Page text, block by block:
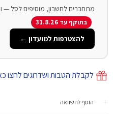
מתחברים לחשבון, מוסיפים לסל —
בתוקף עד 31.8.26
להצטרפות למועדון ←
לקבלת הטבות ושדרוגים לחצו
הוסף להשוואה